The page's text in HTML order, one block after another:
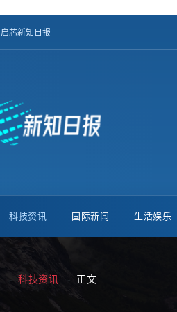
启芯新知日报
科技资讯 国际新闻 生活娱乐
科技资讯 正文